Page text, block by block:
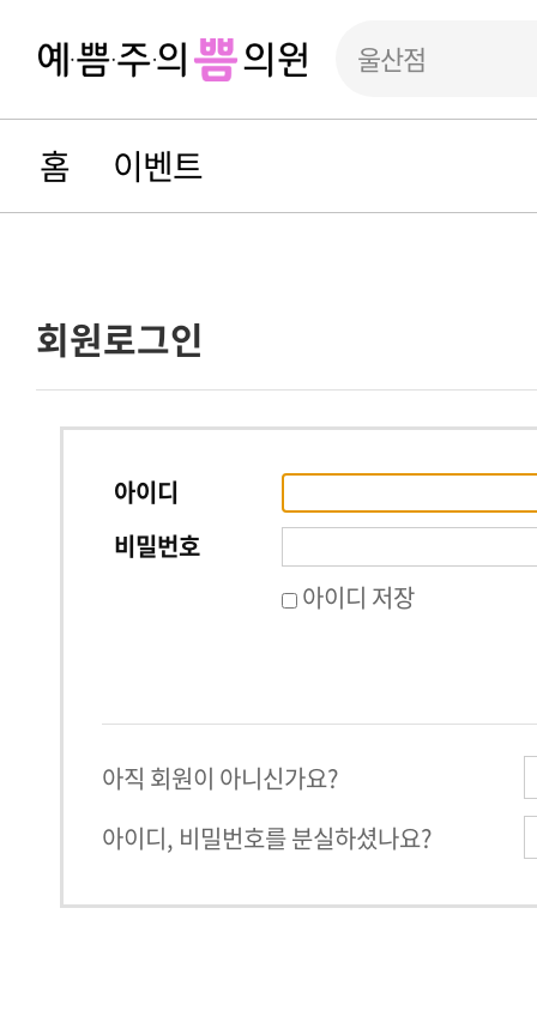
울산점
홈 이벤트
회원로그인
아이디
비밀번호
아이디 저장
아직 회원이 아니신가요?
아이디, 비밀번호를 분실하셨나요?